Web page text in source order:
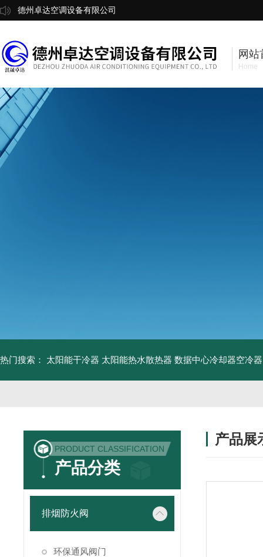
德州卓达空调设备有限公司
网站
Home
热门搜索： 太阳能干冷器 太阳能热水散热器 数据中心冷却器空冷器
PRODUCT CLASSIFICATION
产品分类
排烟防火阀
环保通风阀门
产品展